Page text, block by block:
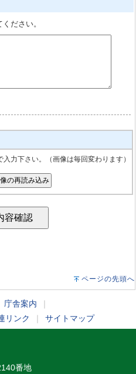
ださい。
力下さい。（画像は毎回変わります）
ページの先頭へ
庁舎案内
リンク サイトマップ
番地